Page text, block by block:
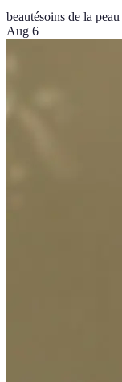
beautésoins de la peau
Aug 6